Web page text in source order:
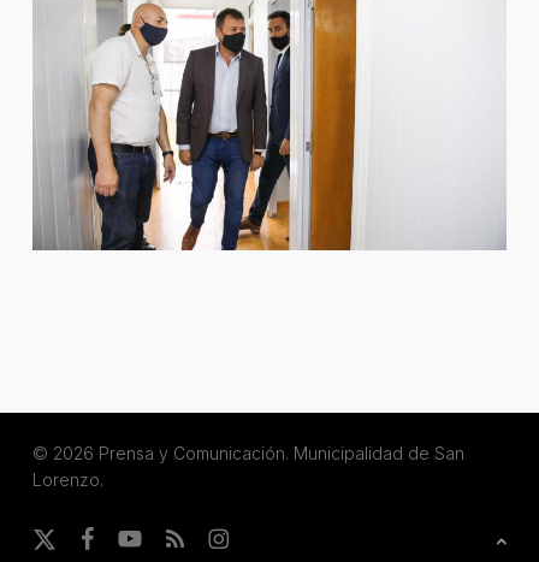
© 2026 Prensa y Comunicación. Municipalidad de San
Lorenzo.
x-
facebookyoutube
RSS instagram